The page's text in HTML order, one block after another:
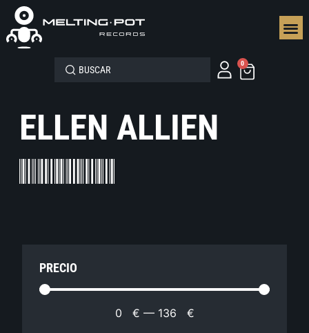
0
ELLEN ALLIEN
PRECIO
0 € — 136 €